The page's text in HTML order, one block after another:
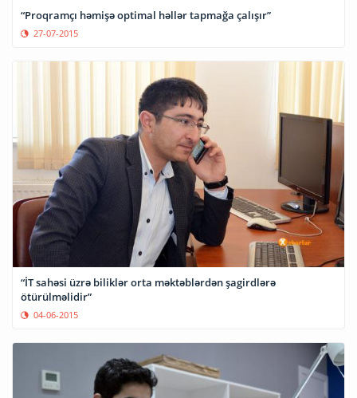
“Proqramçı həmişə optimal həllər tapmağa çalışır”
27-07-2015
“İT sahəsi üzrə biliklər orta məktəblərdən şagirdlərə
ötürülməlidir”
04-06-2015